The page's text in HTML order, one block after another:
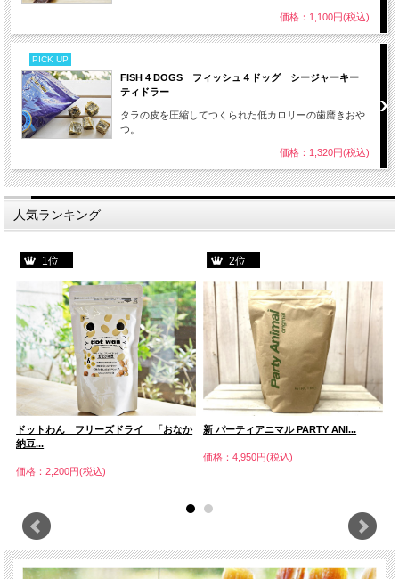
価格：1,100円(税込)
PICK UP
FISH 4 DOGS フィッシュ４ドッグ シージャーキー
ティドラー
タラの皮を圧縮してつくられた低カロリーの歯磨きおや
つ。
価格：1,320円(税込)
人気ランキング
1位
ドットわん フリーズドライ 「おなか
納豆...
価格：2,200円(税込)
2位
新 パーティアニマル PARTY ANI...
価格：4,950円(税込)